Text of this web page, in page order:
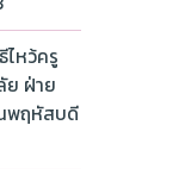
ไหว้ครู
ย ฝ่าย
นพฤหัสบดี